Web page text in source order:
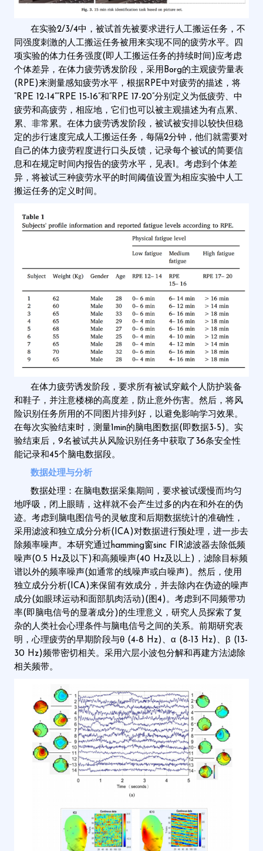
在实验2/3/4中，被试首先被要求进行人工搬运任务，不
同强度刺激的人工搬运任务被用来实现不同的疲劳水平。四
项实验的体力任务强度(即人工搬运任务的持续时间)应考虑
个体差异，在体力疲劳诱发阶段，采用Borg的主观疲劳量表
(RPE)来测量感知疲劳水平，根据RPE中对疲劳的描述，将
“RPE 12-14”“RPE 15-16”和“RPE 17-20”分别定义为低疲劳、中
疲劳和高疲劳，相应地，它们也可以被主观描述为有点累、
累、非常累。在体力疲劳诱发阶段，被试被安排以较快但稳
定的步行速度完成人工搬运任务，每隔2分钟，他们就需要对
自己的体力疲劳程度进行口头反馈，记录每个被试的简要信
息和在规定时间内报告的疲劳水平，见表1。考虑到个体差
异，将被试三种疲劳水平的时间阈值设置为相应实验中人工
搬运任务的定义时间。
在体力疲劳诱发阶段，要求所有被试穿戴个人防护装备
和鞋子，并注意楼梯的高度差，防止意外伤害。然后，将风
险识别任务所用的不同图片排列好，以避免影响学习效果。
在每次实验结束时，测量1min的脑电图数据(即数据3-5)。实
验结束后，9名被试共从风险识别任务中获取了36条安全性
能记录和45个脑电数据段。
数据处理与分析
数据处理：在脑电数据采集期间，要求被试缓慢而均匀
地呼吸，闭上眼睛，这样就不会产生过多的内在和外在的伪
迹。考虑到脑电图信号的灵敏度和后期数据统计的准确性，
采用滤波和独立成分分析(ICA)对数据进行预处理，进一步去
除频率噪声。本研究通过hamming窗sinc FIR滤波器去除低频
噪声(0.5 Hz及以下)和高频噪声(40 Hz及以上)，滤除目标频
谱以外的频率噪声(如通常的线噪声或白噪声)。然后，使用
独立成分分析(ICA)来保留有效成分，并去除内在伪迹的噪声
成分(如眼球运动和面部肌肉活动)(图4)。考虑到不同频带功
率(即脑电信号的显著成分)的生理意义，研究人员探索了复
杂的人类社会心理条件与脑电信号之间的关系。前期研究表
明，心理疲劳的早期阶段与θ (4-8 Hz)、α (8-13 Hz)、β (13-
30 Hz)频带密切相关。采用六层小波包分解和再建方法滤除
相关频带。